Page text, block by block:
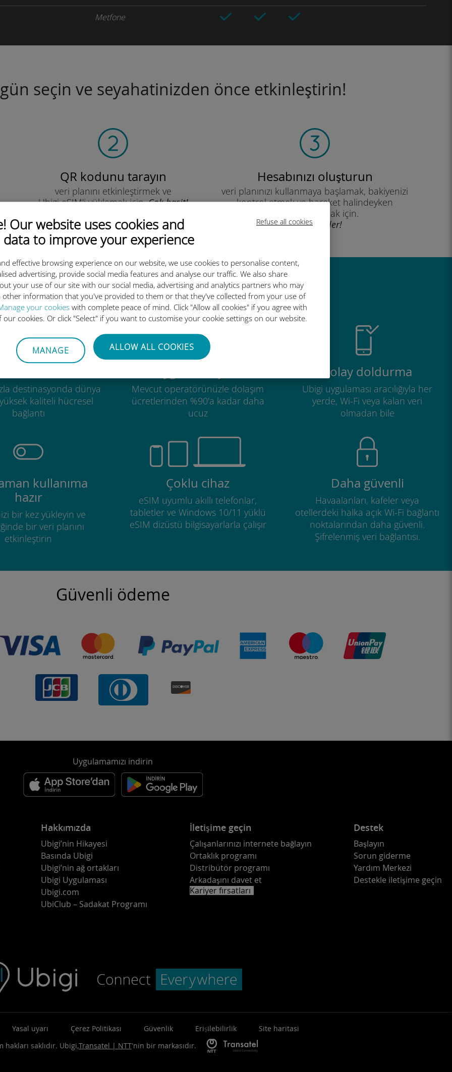
Refuse all cookies
Our website uses cookies and
data to improve your experience
effective browsing experience on our website, we use cookies to personalise content,
advertising, provide social media features and analyse our traffic. We also share
your use of our site with our social media, advertising and analytics partners who may
other information that you've provided to them or that they've collected from your use of
your cookies with complete peace of mind. Click "Allow all cookies" if you agree with
cookies. Or click "Select" if you want to customise your cookie settings on our website.
MANAGE ALLOW ALL COOKIES
Metfone
seçin ve seyahatinizden önce etkinleştirin!
QR kodunu tarayın
veri planını etkinleştirmek ve
Ubigi eSIM'i yüklemek için.Çok basit!
Hesabınızı oluşturun
veri planınızı kullanmaya başlamak, bakiyenizi
kontrol etmek ve hareket halindeyken
yükleme yapmak için.
İyi eğlenceler!
eSIM neden bu kadar harika
destinasyonda dünya
kaliteli hücresel
bağlantı
Mevcut operatörünüzle dolaşım
ücretlerinden %90'a kadar daha
ucuz
Kolay doldurma
Ubigi uygulaması aracılığıyla her
yerde, Wi-Fi veya kalan veri
olmadan bile
kullanıma
hazır
bir kez yükleyin ve
bir veri planını
etkinleştirin
Çoklu cihaz
eSIM uyumlu akıllı telefonlar,
tabletler ve Windows 10/11 yüklü
eSIM dizüstü bilgisayarlarla çalışır
Daha güvenli
Havaalanları, kafeler veya
otellerdeki halka açık Wi-Fi bağlantı
noktalarından daha güvenli.
Şifrelenmiş veri bağlantısı.
Güvenli ödeme
Uygulamamızı indirin
Hakkımızda
Ubigi’nin Hikayesi
Basında Ubigi
Ubigi’nin ağ ortakları
Ubigi Uygulaması
Ubigi.com
UbiClub – Sadakat Programı
İletişime geçin
Çalışanlarınızı internete bağlayın
Ortaklık programı
Distribütör programı
Arkadaşını davet et
Kariyer fırsatları
Destek
Başlayın
Sorun giderme
Yardım Merkezi
Destekle iletişime geçin
Yasal uyarı Çerez Politikası Güvenlik Erişilebilirlik
Site haritasi
saklıdır. Ubigi,Transatel | NTT'nin bir markasıdır.